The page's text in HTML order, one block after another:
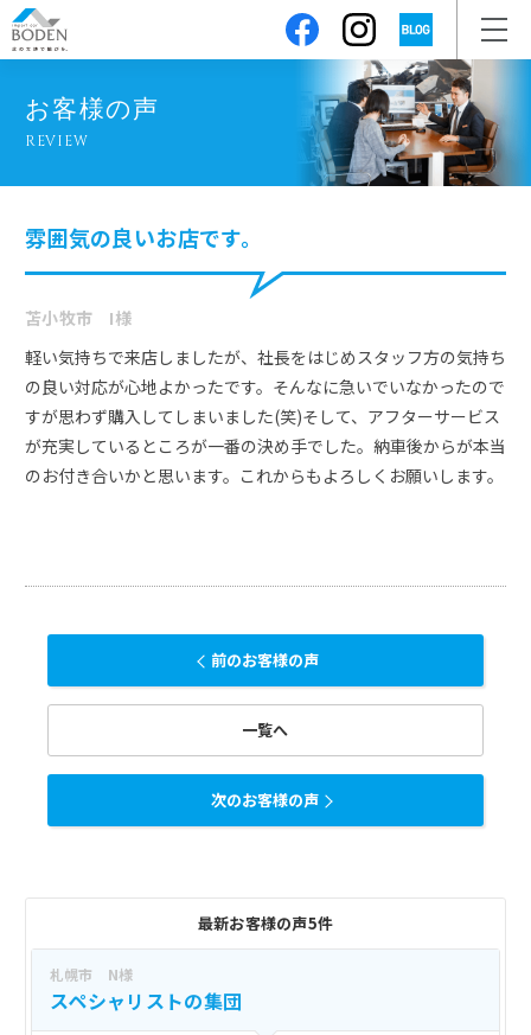
お客様の声
REVIEW
雰囲気の良いお店です。
苫小牧市 I様
軽い気持ちで来店しましたが、社長をはじめスタッフ方の気持ち
の良い対応が心地よかったです。そんなに急いでいなかったので
すが思わず購入してしまいました(笑)そして、アフターサービス
が充実しているところが一番の決め手でした。納車後からが本当
のお付き合いかと思います。これからもよろしくお願いします。
前のお客様の声
一覧へ
次のお客様の声
最新お客様の声5件
札幌市 N様
スペシャリストの集団